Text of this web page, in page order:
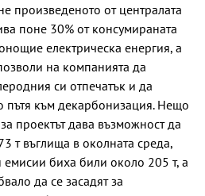
произведеното от централата
поне 30% от консумираната
електрическа енергия, а
на компанията да
си отпечатък и да
пътя към декарбонизация. Нещо
проектът дава възможност да
т въглища в околната среда,
емисии биха били около 205 т, а
да се засадят за